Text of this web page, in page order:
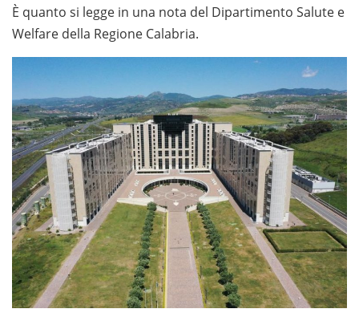
È quanto si legge in una nota del Dipartimento Salute e
Welfare della Regione Calabria.